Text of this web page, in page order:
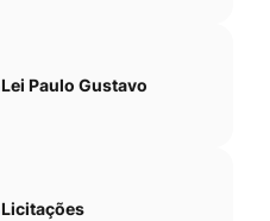
Lei Paulo Gustavo
Licitações